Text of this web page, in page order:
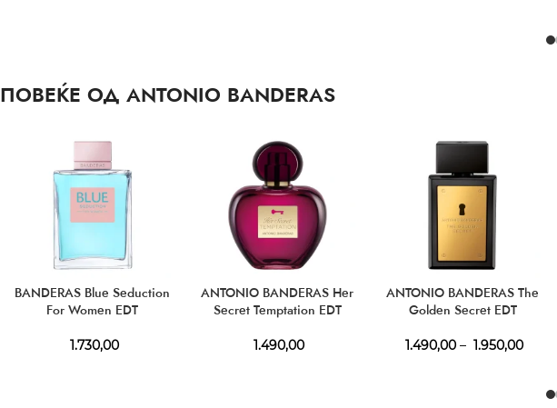
ПОВЕЌЕ ОД ANTONIO BANDERAS
BANDERAS Blue Seduction
For Women EDT
1.730,00
ANTONIO BANDERAS Her
Secret Temptation EDT
1.490,00
ANTONIO BANDERAS The
Golden Secret EDT
1.490,00 – 1.950,00